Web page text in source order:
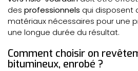
des professionnels qui disposent
matériaux nécessaires pour une
une longue durée du résultat.
Comment choisir on
bitumineux, enrobé ?